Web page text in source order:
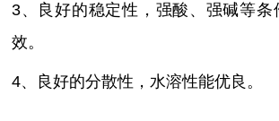
3、良好的稳定性，强酸、强碱等条
效。
4、良好的分散性，水溶性能优良 。